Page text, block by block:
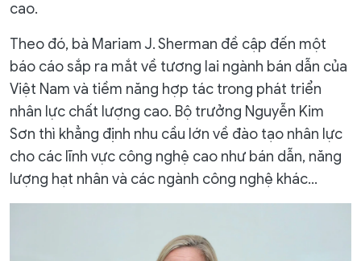
cao.
Theo đó, bà Mariam J. Sherman đề cập đến một
báo cáo sắp ra mắt về tương lai ngành bán dẫn của
Việt Nam và tiềm năng hợp tác trong phát triển
nhân lực chất lượng cao. Bộ trưởng Nguyễn Kim
Sơn thì khẳng định nhu cầu lớn về đào tạo nhân lực
cho các lĩnh vực công nghệ cao như bán dẫn, năng
lượng hạt nhân và các ngành công nghệ khác…